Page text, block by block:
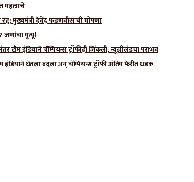
महत्वाचे
रद्द; मुख्यमंत्री देवेंद्र फडणवीसांची घोषणा
जणांचा मृत्यू!
टीम इंडियाने चॅम्पियन्स ट्रॉफीही जिंकली, न्यूझीलंडचा पराभव
इंडियाने घेतला बदला अन् चॅम्पियन्स ट्रॉफी अंतिम फेरीत धडक